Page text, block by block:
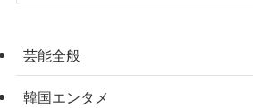
芸能全般
韓国エンタメ